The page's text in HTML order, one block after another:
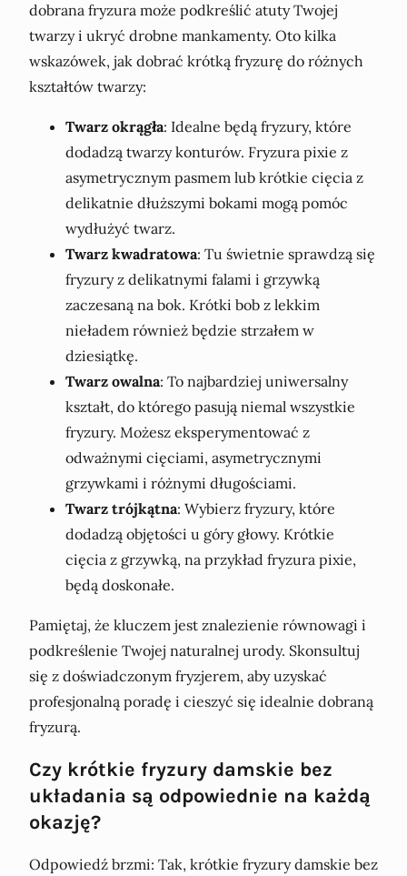
dobrana fryzura może podkreślić atuty Twojej
twarzy i ukryć drobne mankamenty. Oto kilka
wskazówek, jak dobrać krótką fryzurę do różnych
kształtów twarzy:
Twarz okrągła: Idealne będą fryzury, które
dodadzą twarzy konturów. Fryzura pixie z
asymetrycznym pasmem lub krótkie cięcia z
delikatnie dłuższymi bokami mogą pomóc
wydłużyć twarz.
Twarz kwadratowa: Tu świetnie sprawdzą się
fryzury z delikatnymi falami i grzywką
zaczesaną na bok. Krótki bob z lekkim
nieładem również będzie strzałem w
dziesiątkę.
Twarz owalna: To najbardziej uniwersalny
kształt, do którego pasują niemal wszystkie
fryzury. Możesz eksperymentować z
odważnymi cięciami, asymetrycznymi
grzywkami i różnymi długościami.
Twarz trójkątna: Wybierz fryzury, które
dodadzą objętości u góry głowy. Krótkie
cięcia z grzywką, na przykład fryzura pixie,
będą doskonałe.
Pamiętaj, że kluczem jest znalezienie równowagi i
podkreślenie Twojej naturalnej urody. Skonsultuj
się z doświadczonym fryzjerem, aby uzyskać
profesjonalną poradę i cieszyć się idealnie dobraną
fryzurą.
Czy krótkie fryzury damskie bez
układania są odpowiednie na każdą
okazję?
Odpowiedź brzmi: Tak, krótkie fryzury damskie bez